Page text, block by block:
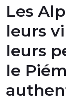
CULTURE
NATURE
OFFERTE
Les
leurs
leurs
le